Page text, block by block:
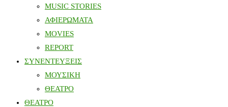
MUSIC STORIES
ΑΦΙΕΡΩΜΑΤΑ
MOVIES
REPORT
ΣΥΝΕΝΤΕΥΞΕΙΣ
ΜΟΥΣΙΚΗ
ΘΕΑΤΡΟ
ΘΕΑΤΡΟ